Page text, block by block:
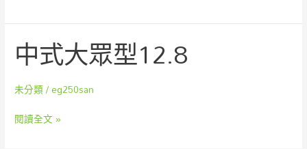
案
20.8
中式大眾型12.8
未分類/eg250san
中
式
大
眾
型
閱讀全文 »